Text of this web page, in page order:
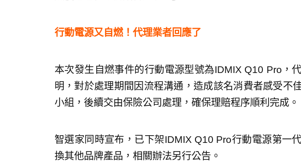
行動電源又自燃！代理業者回應了
本次發生自燃事件的行動電源型號為IDMIX Q10 Pro，
明，對於處理期間因流程溝通，造成該名消費者感受不
小組，後續交由保險公司處理，確保理賠程序順利完成。
智選家同時宣布，已下架IDMIX Q10 Pro行動電源第一
換其他品牌產品，相關辦法另行公告。